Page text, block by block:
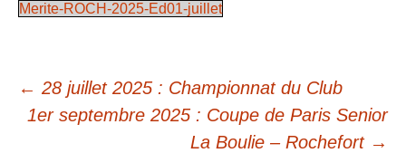
Merite-ROCH-2025-Ed01-juillet
← 28 juillet 2025 : Championnat du Club
1er septembre 2025 : Coupe de Paris Senior
La Boulie – Rochefort →